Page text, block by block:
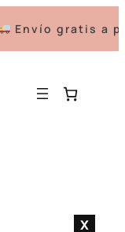
Envío gratis a
X